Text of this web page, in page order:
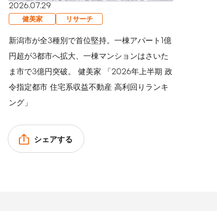
2026.07.29
健美家 リサーチ
新潟市が全3種別で首位堅持。一棟アパート1億
円超が3都市へ拡大、一棟マンションはさいた
ま市で3億円突破。 健美家 「2026年上半期 政
令指定都市 住宅系収益不動産 高利回りランキ
ング」
シェアする